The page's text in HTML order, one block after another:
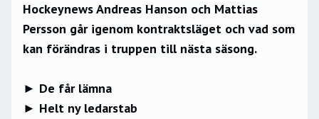
Hockeynews Andreas Hanson och Mattias
Persson går igenom kontraktsläget och vad som
kan förändras i truppen till nästa säsong.
► De får lämna
► Helt ny ledarstab